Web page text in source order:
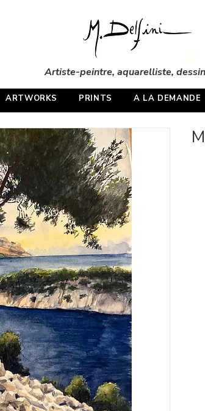
Artiste-peintre, aquarelliste,
ARTWORKS PRINTS A LA DEMANDE